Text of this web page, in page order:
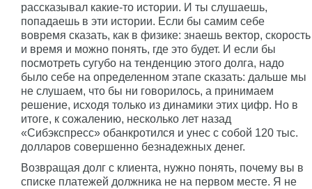
рассказывал какие-то истории. И ты слушаешь,
попадаешь в эти истории. Если бы самим себе
вовремя сказать, как в физике: знаешь вектор, скорость
и время и можно понять, где это будет. И если бы
посмотреть сугубо на тенденцию этого долга, надо
было себе на определенном этапе сказать: дальше мы
не слушаем, что бы ни говорилось, а принимаем
решение, исходя только из динамики этих цифр. Но в
итоге, к сожалению, несколько лет назад
«Сибэкспресс» обанкротился и унес с собой 120 тыс.
долларов совершенно безнадежных денег.
Возвращая долг с клиента, нужно понять, почему вы в
списке платежей должника не на первом месте. Я не